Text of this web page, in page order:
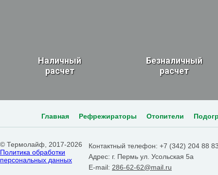
Наличный
расчет
Безналичный
расчет
Главная Рефрежираторы Отопители
© Термолайф, 2017-2026
Политика обработки
персональных данных
Контактный телефон: +7 (342) 204 88
Адрес: г. Пермь ул. Усольская 5а
E-mail: 286-62-62@mail.ru